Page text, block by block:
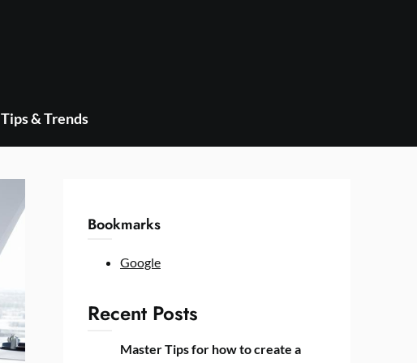
Tips & Trends
Bookmarks
Google
Recent Posts
Master Tips for how to create a